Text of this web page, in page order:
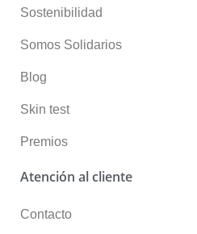
Sostenibilidad
Somos Solidarios
Blog
Skin test
Premios
Atención al cliente
Contacto